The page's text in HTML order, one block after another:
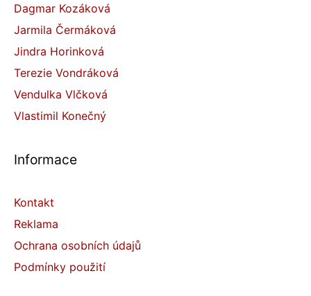
Dagmar Kozáková
Jarmila Čermáková
Jindra Horinková
Terezie Vondráková
Vendulka Vlčková
Vlastimil Konečný
Informace
Kontakt
Reklama
Ochrana osobních údajů
Podmínky použití